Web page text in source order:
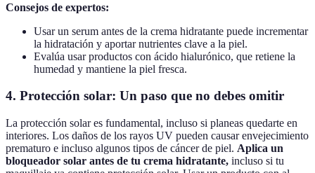
Consejos de expertos:
Usar un serum antes de la crema hidratante puede incrementar
la hidratación y aportar nutrientes clave a la piel.
Evalúa usar productos con ácido hialurónico, que retiene la
humedad y mantiene la piel fresca.
4. Protección solar: Un paso que no debes omitir
La protección solar es fundamental, incluso si planeas quedarte en
interiores. Los daños de los rayos UV pueden causar envejecimiento
prematuro e incluso algunos tipos de cáncer de piel. Aplica un
bloqueador solar antes de tu crema hidratante, incluso si tu